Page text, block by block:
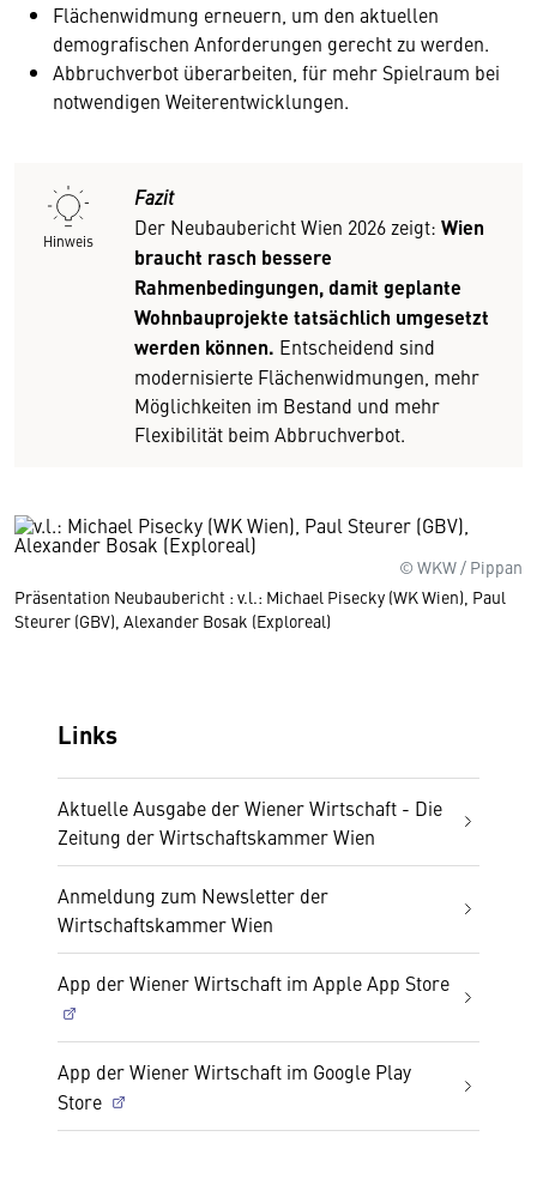
Flächenwidmung erneuern, um den aktuellen
demografischen Anforderungen gerecht zu werden.
Abbruchverbot überarbeiten, für mehr Spielraum bei
notwendigen Weiterentwicklungen.
Hinweis
Fazit
Der Neubaubericht Wien 2026 zeigt: Wien
braucht rasch bessere
Rahmenbedingungen, damit geplante
Wohnbauprojekte tatsächlich umgesetzt
werden können. Entscheidend sind
modernisierte Flächenwidmungen, mehr
Möglichkeiten im Bestand und mehr
Flexibilität beim Abbruchverbot.
© WKW / Pippan
Präsentation Neubaubericht : v.l.: Michael Pisecky (WK Wien), Paul
Steurer (GBV), Alexander Bosak (Exploreal)
Links
Aktuelle Ausgabe der Wiener Wirtschaft - Die
Zeitung der Wirtschaftskammer Wien
Anmeldung zum Newsletter der
Wirtschaftskammer Wien
App der Wiener Wirtschaft im Apple App Store
App der Wiener Wirtschaft im Google Play
Store